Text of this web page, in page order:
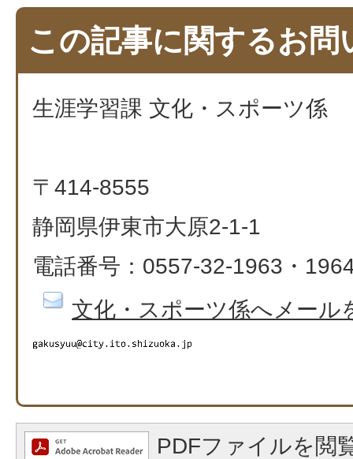
この記事に関するお問
生涯学習課 文化・スポーツ係
〒414-8555
静岡県伊東市大原2-1-1
電話番号：0557-32-1963・
文化・スポーツ係へメール
PDFファイルを閲